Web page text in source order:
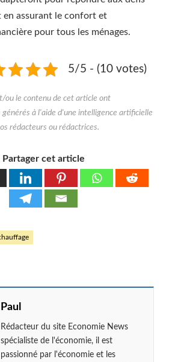
assurant le confort et
pour tous les ménages.
5/5 - (10 votes)
Partager cet article
Paul
Rédacteur du site Economie News
spécialiste de l'économie, il est
passionné par l'économie et les